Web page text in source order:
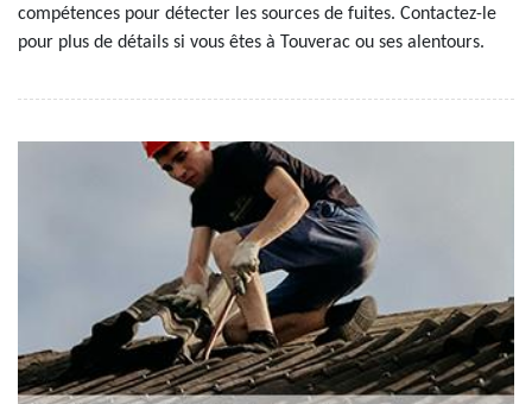
compétences pour détecter les sources de fuites. Contactez-le
pour plus de détails si vous êtes à Touverac ou ses alentours.